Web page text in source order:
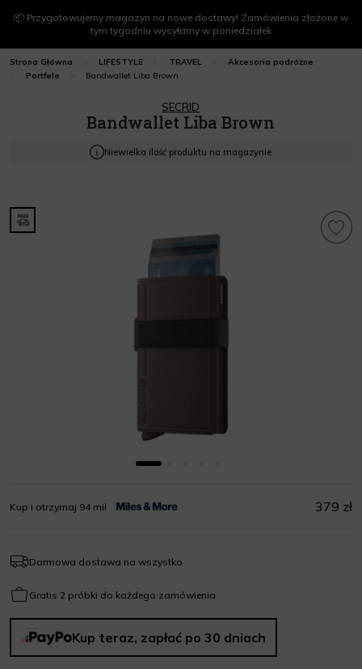
📦 Przygotowujemy magazyn na nowe dostawy! Zamówienia złożone w
tym tygodniu wysyłamy w poniedziałek
Strona Główna LIFESTYLE TRAVEL
Akcesoria podróżne
Portfele
Bandwallet Liba Brown
SECRID
Bandwallet Liba Brown
Niewielka ilość produktu na magazynie
Kup i otrzymaj 94 mil 379 zł
Darmowa dostawa na wszystko
Gratis 2 próbki do każdego zamówienia
Kup teraz, zapłać po 30 dniach